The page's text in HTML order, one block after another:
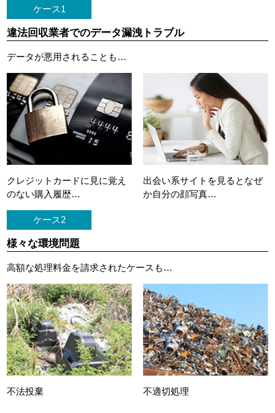
ケース1
違法回収業者でのデータ漏洩トラブル
データが悪用されることも…
クレジットカードに 見に覚え
のない購入履歴…
出会い系サイトを見ると なぜ
か自分の顔写真…
ケース2
様々な環境問題
高額な処理料金を請求されたケースも…
不法投棄 不適切処理